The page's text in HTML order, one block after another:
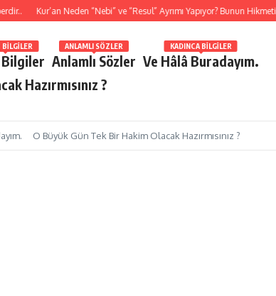
Kur’an Neden “Nebi” ve “Resul” Ayrımı Yapıyor? Bunun Hikmeti
BILGILER
Anlamlı Sözler
ANLAMLI SÖZLER
Ve Hâlâ Buradayım.
KADINCA BILGILER
Hazırmısınız ?
O Büyük Gün Tek Bir Hakim Olacak Hazırmısınız ?